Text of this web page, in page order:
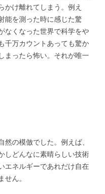
かけ離れてしまう。例え
能を測った時に感じた驚
なくなった世界で科学をや
千万カウントあっても驚か
まったら怖い。それが唯一
の模倣でした。例えば、
しどんなに素晴らしい技術
エネルギーであれだけ自在
せん。